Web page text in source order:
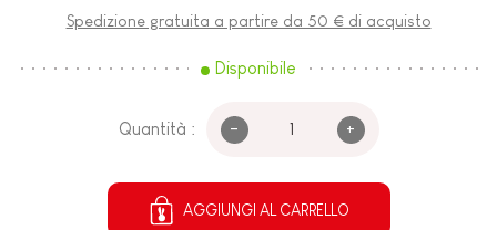
Spedizione gratuita a partire da 50 € di acquisto
Disponibile
Quantità : - +
AGGIUNGI AL CARRELLO